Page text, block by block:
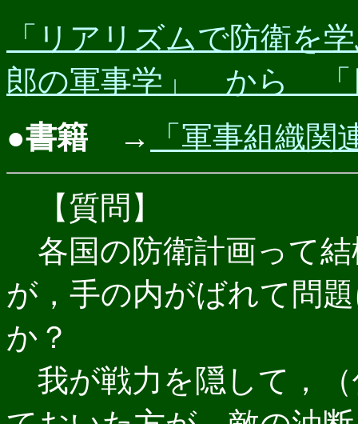
「リアリズムで防衛を
郎の軍事学」 から 「
●書籍 → 「軍事組織関
【質問】
各国の防衛計画って
が，手の内がばれて問
か？
我が戦力を隠して，